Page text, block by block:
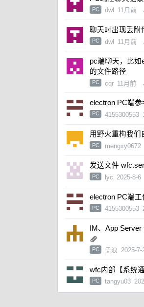
PC dwl 11月前
聊天时出现丢附
PC dwl 11月前
pc端聊天，比
的文件路径
PC cqr 11月前
electron PC端
PC 4155300553
用野火重构我们
PC mengxy0672
发送文件
PC lyc 2025-8-6
electron PC端
PC 4155300553
IM、App
PC 孟浪 2025-7-
wfc内部【系统
PC tangyu03